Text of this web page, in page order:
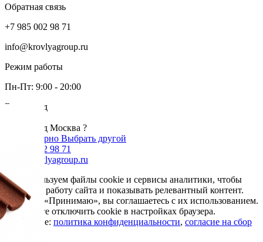
Обратная связь
+7 985 002 98 71
info@krovlyagroup.ru
Режим работы
Пн-Пт: 9:00 - 20:00
Ваш город
Ваш город Москва ?
Да, все верно Выбрать другой
+7 985 002 98 71
info@krovlyagroup.ru
Мы используем файлы cookie и сервисы аналитики, чтобы
улучшить работу сайта и показывать релевантный контент.
Нажимая «Принимаю», вы соглашаетесь с их использованием.
Вы можете отключить cookie в настройках браузера.
Подробнее: политика конфиденциальности, согласие на сбор